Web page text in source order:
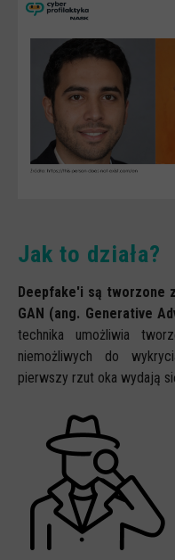
Jak to działa?
Deepfake'i są tworzone
GAN (ang. Generative
technika umożliwia
niemożliwych do
pierwszy rzut oka wydają